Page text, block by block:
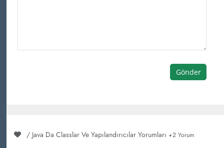
Gönder
/ Java Da Classlar Ve Yapılandırıcılar Yorumları +2 Yorum